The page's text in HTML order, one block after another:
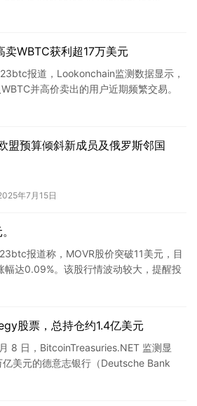
WBTC获利超17万美元
报道，Lookonchain监测数据显示，
并高价卖出的用户近期频繁交易。
，该用户…
盟预算倾斜新成员及俄罗斯邻国
年7月15日
报道称，MOVR股价突破11美元，目
幅达0.09%。该股行情波动较大，提醒投
闻报…
股票，总持仓约1.4亿美元
8 日，BitcoinTreasuries.NET 监测显
美元的德意志银行（Deutsche Bank